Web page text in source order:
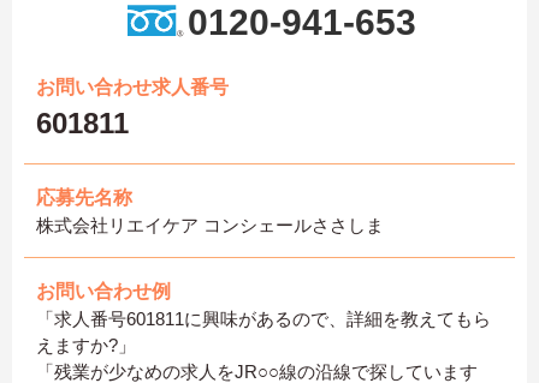
0120-941-653
お問い合わせ求人番号
601811
応募先名称
株式会社リエイケア コンシェールささしま
お問い合わせ例
「求人番号601811に興味があるので、詳細を教えてもら
えますか?」
「残業が少なめの求人をJR○○線の沿線で探しています